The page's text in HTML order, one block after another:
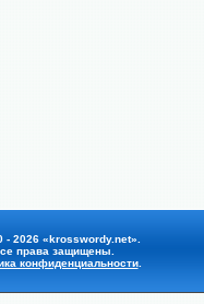
- 2026 «krosswordy.net».
права защищены.
конфиденциальности.